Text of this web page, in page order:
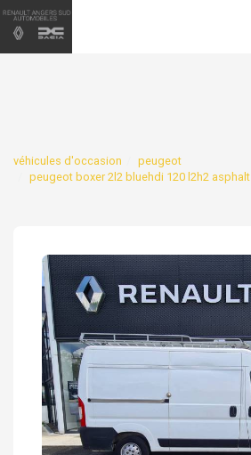
Panneau de gestion des cookies
véhicules d'occasion
peugeot
peugeot boxer 2l2 bluehdi 120 l2h2 asphalt